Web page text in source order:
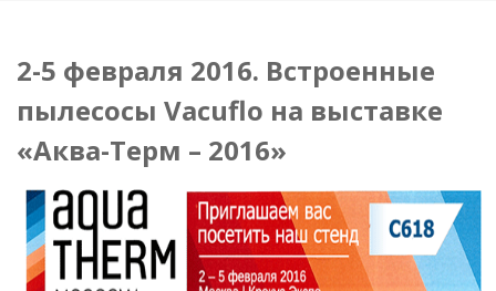
2-5 февраля 2016. Встроенные
пылесосы Vacuflo на выставке
«Аква-Терм – 2016»